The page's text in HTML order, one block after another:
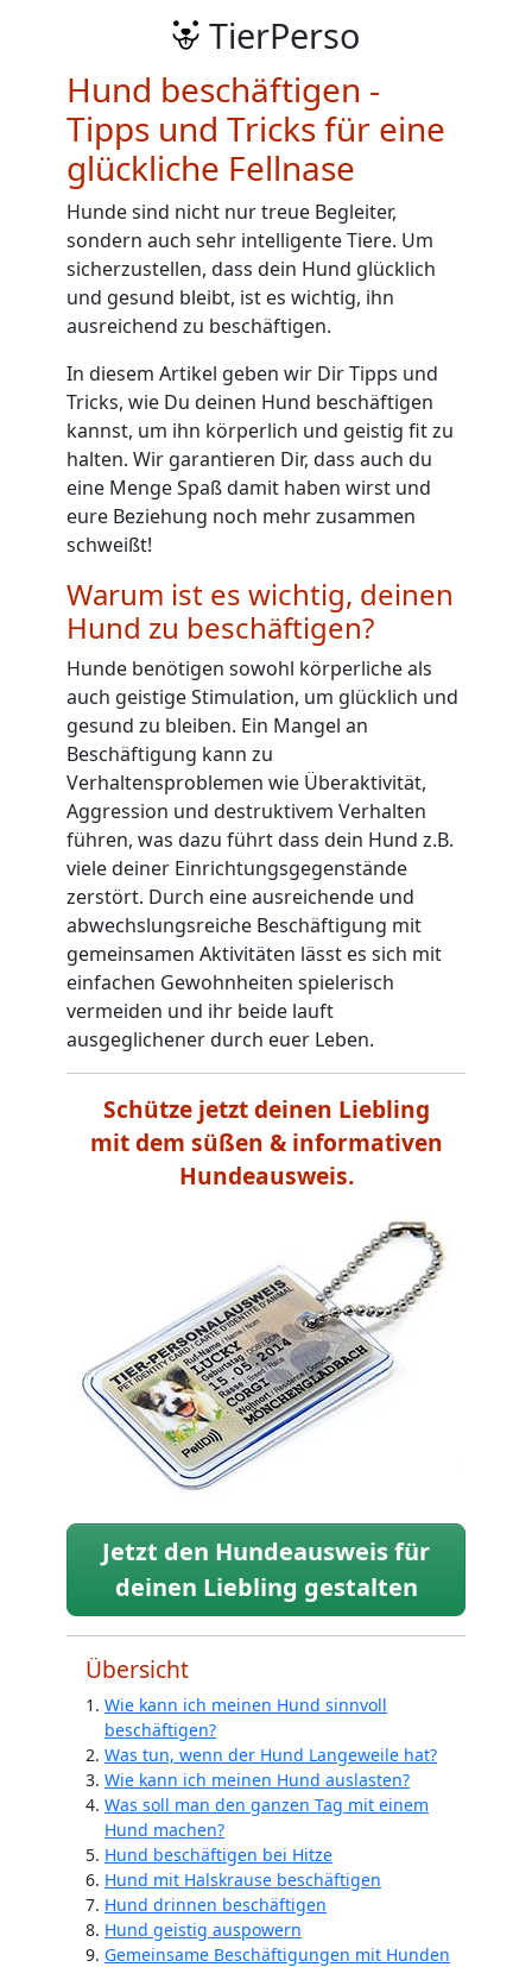
TierPerso
Hund beschäftigen -
Tipps und Tricks für eine
glückliche Fellnase
Hunde sind nicht nur treue Begleiter,
sondern auch sehr intelligente Tiere. Um
sicherzustellen, dass dein Hund glücklich
und gesund bleibt, ist es wichtig, ihn
ausreichend zu beschäftigen.
In diesem Artikel geben wir Dir Tipps und
Tricks, wie Du deinen Hund beschäftigen
kannst, um ihn körperlich und geistig fit zu
halten. Wir garantieren Dir, dass auch du
eine Menge Spaß damit haben wirst und
eure Beziehung noch mehr zusammen
schweißt!
Warum ist es wichtig, deinen
Hund zu beschäftigen?
Hunde benötigen sowohl körperliche als
auch geistige Stimulation, um glücklich und
gesund zu bleiben. Ein Mangel an
Beschäftigung kann zu
Verhaltensproblemen wie Überaktivität,
Aggression und destruktivem Verhalten
führen, was dazu führt dass dein Hund z.B.
viele deiner Einrichtungsgegenstände
zerstört. Durch eine ausreichende und
abwechslungsreiche Beschäftigung mit
gemeinsamen Aktivitäten lässt es sich mit
einfachen Gewohnheiten spielerisch
vermeiden und ihr beide lauft
ausgeglichener durch euer Leben.
Schütze jetzt deinen Liebling
mit dem süßen & informativen
Hundeausweis.
Jetzt den Hundeausweis für
deinen Liebling gestalten
Übersicht
Wie kann ich meinen Hund sinnvoll
beschäftigen?
Was tun, wenn der Hund Langeweile hat?
Wie kann ich meinen Hund auslasten?
Was soll man den ganzen Tag mit einem
Hund machen?
Hund beschäftigen bei Hitze
Hund mit Halskrause beschäftigen
Hund drinnen beschäftigen
Hund geistig auspowern
Gemeinsame Beschäftigungen mit Hunden